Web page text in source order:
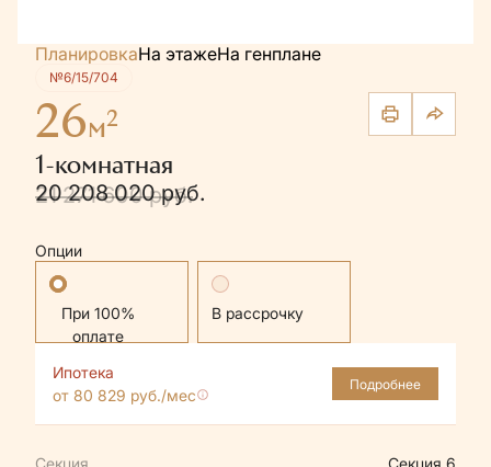
ПланировкаНа этажеНа генплане
№6/15/704
26м2
1-комнатная
21 271 600 руб.
20 208 020 руб.
Опции
Стандартная В рассрочку
Ипотека
от 80 829 руб./мес
Подробнее
Секция
Секция 6